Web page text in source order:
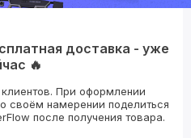
доставка - уже
🔥
При оформлении
своём намерении поделиться
после получения товара.